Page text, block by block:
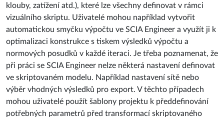
klouby, zatížení atd.), které lze všechny definovat v rámci
vizuálního skriptu. Uživatelé mohou například vytvořit
automatickou smyčku výpočtu ve SCIA Engineer a využít ji k
optimalizaci konstrukce s tiskem výsledků výpočtu a
normových posudků v každé iteraci. Je třeba poznamenat, že
při práci se SCIA Engineer nelze některá nastavení definovat
ve skriptovaném modelu. Například nastavení sítě nebo
výběr vhodných výsledků pro export. V těchto případech
mohou uživatelé použít šablony projektu k předdefinování
potřebných parametrů před transformací skriptovaného